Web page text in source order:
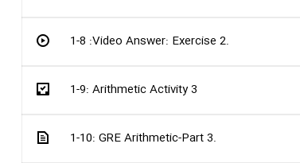
1-8 :Video Answer: Exercise 2.
1-9: Arithmetic Activity 3
1-10: GRE Arithmetic-Part 3.